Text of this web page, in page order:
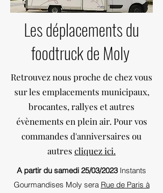
Les déplacements du
foodtruck de Moly
Retrouvez nous proche de chez vous
sur les emplacements municipaux,
brocantes, rallyes et autres
évènements en plein air. Pour vos
commandes d'anniversaires ou
autres cliquez ici.
A partir du samedi 25/03/2023Instants
Gourmandises Moly sera Rue de Paris à